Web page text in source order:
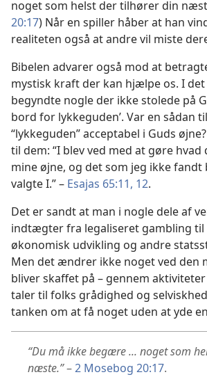
noget som helst der tilhører din
20:17) Når en spiller håber at han
realiteten også at andre vil miste
Bibelen advarer også mod at
mystisk kraft der kan hjælpe os. I det
begyndte nogle der ikke stolede på
bord for lykkeguden’. Var en sådan
“lykkeguden” acceptabel i Guds
til dem: “I blev ved med at gøre hvad
mine øjne, og det som jeg ikke fandt
valgte I.” – Esajas 65:11, 12.
Det er sandt at man i nogle dele af
indtægter fra legaliseret gambling til
økonomisk udvikling og andre
Men det ændrer ikke noget ved den
bliver skaffet på – gennem
taler til folks grådighed og
tanken om at få noget uden at yde
“Du må ikke begære ... noget som
næste.”–2 Mosebog 20:17.